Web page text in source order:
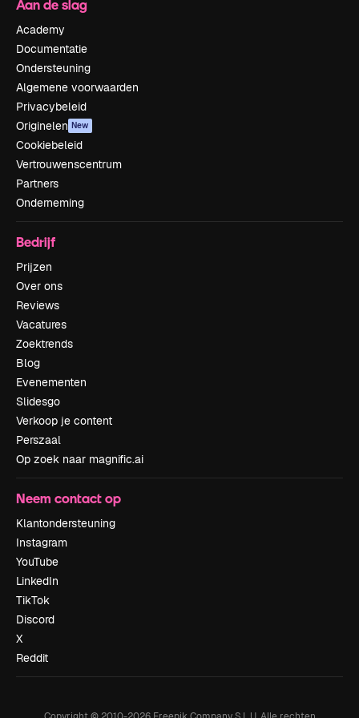
Aan de slag
Academy
Documentatie
Ondersteuning
Algemene voorwaarden
Privacybeleid
Originelen New
Cookiebeleid
Vertrouwenscentrum
Partners
Onderneming
Bedrijf
Prijzen
Over ons
Reviews
Vacatures
Zoektrends
Blog
Evenementen
Slidesgo
Verkoop je content
Perszaal
Op zoek naar magnific.ai
Neem contact op
Klantondersteuning
Instagram
YouTube
LinkedIn
TikTok
Discord
X
Reddit